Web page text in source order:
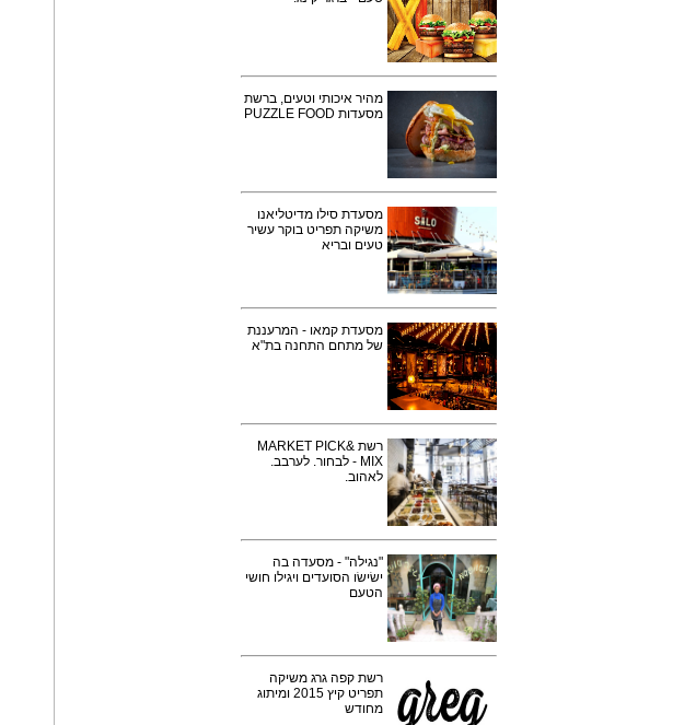
מהיר איכותי וטעים, ברשת
מסעדות PUZZLE FOOD
מסעדת סילו מדיטליאנו
משיקה תפריט בוקר עשיר
טעים ובריא
מסעדת קמאו - המרעננת
של מתחם התחנה בת"א
רשת MARKET PICK&
MIX - לבחור. לערבב.
לאהוב.
"נגילה" - מסעדה בה
ישׂישׂו הסועדים ויגילו חושי
הטעם
רשת קפה גרג משיקה
תפריט קיץ 2015 ומיתוג
מחודש